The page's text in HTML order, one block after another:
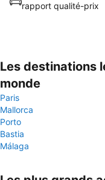
rapport qualité-prix
Les destinations
monde
Paris
Mallorca
Porto
Bastia
Málaga